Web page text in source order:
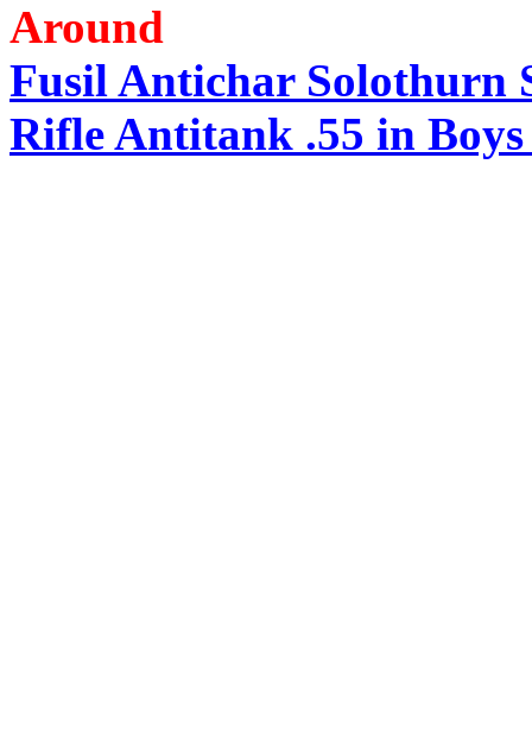
Around
Fusil Antichar Solothurn
Rifle Antitank .55 in